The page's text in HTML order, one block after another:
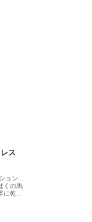
ス
ペットインフォメーションラック
くの馬
に乾燥
をサ